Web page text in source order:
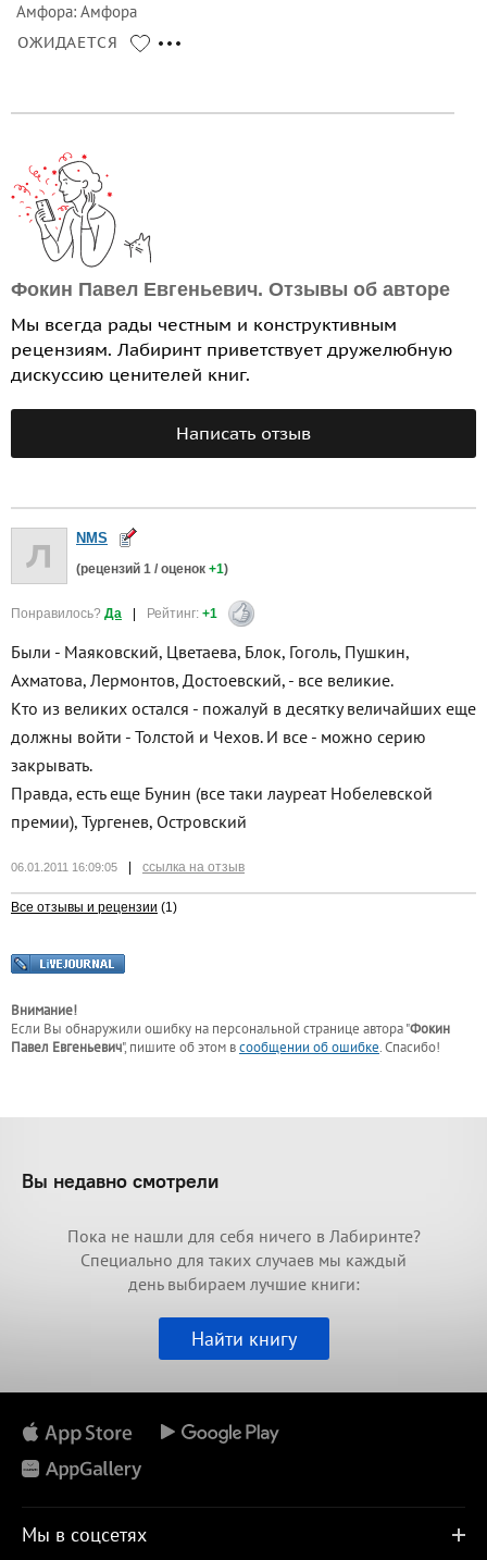
Амфора: Амфора
ОЖИДАЕТСЯ
Фокин Павел Евгеньевич. Отзывы об авторе
Мы всегда рады честным и конструктивным
рецензиям. Лабиринт приветствует дружелюбную
дискуссию ценителей книг.
Написать отзыв
NMS
(рецензий 1 / оценок +1)
Понравилось? Да | Рейтинг: +1
Были - Маяковский, Цветаева, Блок, Гоголь, Пушкин,
Ахматова, Лермонтов, Достоевский, - все великие.
Кто из великих остался - пожалуй в десятку величайших еще
должны войти - Толстой и Чехов. И все - можно серию
закрывать.
Правда, есть еще Бунин (все таки лауреат Нобелевской
премии), Тургенев, Островский
06.01.2011 16:09:05 ссылка на отзыв
Все отзывы и рецензии (1)
Внимание!
Если Вы обнаружили ошибку на персональной странице автора "Фокин
Павел Евгеньевич", пишите об этом всообщении об ошибке. Спасибо!
Вы недавно смотрели
Пока не нашли для себя ничего в Лабиринте?
Специально для таких случаев мы каждый
день выбираем лучшие книги:
Найти книгу
Мы в соцсетях